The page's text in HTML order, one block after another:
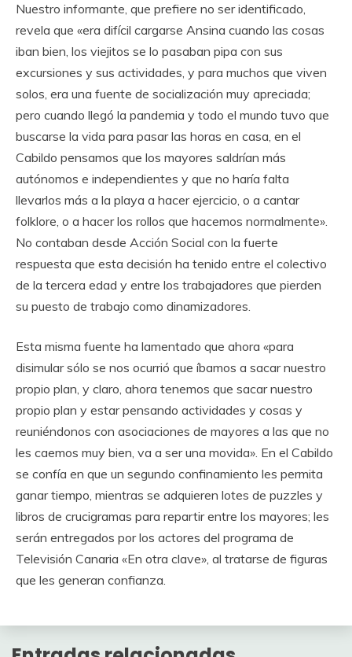
Nuestro informante, que prefiere no ser identificado,
revela que «era difícil cargarse Ansina cuando las cosas
iban bien, los viejitos se lo pasaban pipa con sus
excursiones y sus actividades, y para muchos que viven
solos, era una fuente de socialización muy apreciada;
pero cuando llegó la pandemia y todo el mundo tuvo que
buscarse la vida para pasar las horas en casa, en el
Cabildo pensamos que los mayores saldrían más
autónomos e independientes y que no haría falta
llevarlos más a la playa a hacer ejercicio, o a cantar
folklore, o a hacer los rollos que hacemos normalmente».
No contaban desde Acción Social con la fuerte
respuesta que esta decisión ha tenido entre el colectivo
de la tercera edad y entre los trabajadores que pierden
su puesto de trabajo como dinamizadores.
Esta misma fuente ha lamentado que ahora «para
disimular sólo se nos ocurrió que íbamos a sacar nuestro
propio plan, y claro, ahora tenemos que sacar nuestro
propio plan y estar pensando actividades y cosas y
reuniéndonos con asociaciones de mayores a las que no
les caemos muy bien, va a ser una movida». En el Cabildo
se confía en que un segundo confinamiento les permita
ganar tiempo, mientras se adquieren lotes de puzzles y
libros de crucigramas para repartir entre los mayores; les
serán entregados por los actores del programa de
Televisión Canaria «En otra clave», al tratarse de figuras
que les generan confianza.